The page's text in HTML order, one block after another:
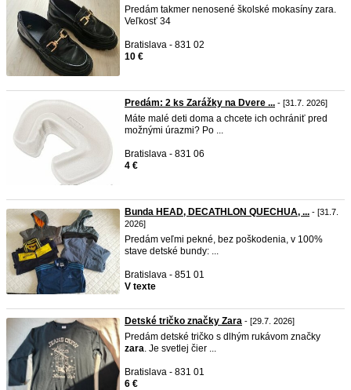
Predám takmer nenosené školské mokasíny zara.
Veľkosť 34
Bratislava - 831 02
10 €
Predám: 2 ks Zarážky na Dvere ... - [31.7. 2026]
Máte malé deti doma a chcete ich ochrániť pred
možnými úrazmi? Po ...
Bratislava - 831 06
4 €
Bunda HEAD, DECATHLON QUECHUA, ... - [31.7.
2026]
Predám veľmi pekné, bez poškodenia, v 100%
stave detské bundy: ...
Bratislava - 851 01
V texte
Detské tričko značky Zara - [29.7. 2026]
Predám detské tričko s dlhým rukávom značky
zara. Je svetlej čier ...
Bratislava - 831 01
6 €